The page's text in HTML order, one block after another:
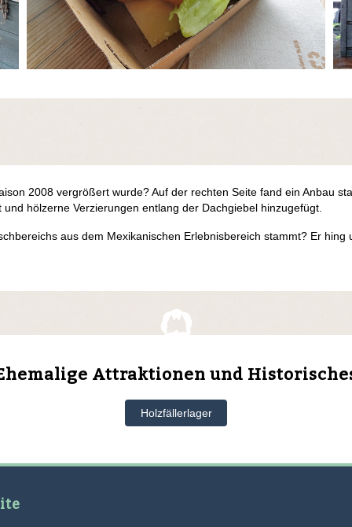
2008 vergrößert wurde? Auf der rechten Seite fand ein Anbau
hölzerne Verzierungen entlang der Dachgiebel hinzugefügt.
aus dem Mexikanischen Erlebnisbereich stammt? Er
Attraktionen und
Holzfällerlager